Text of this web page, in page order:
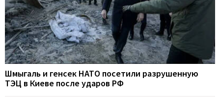
Шмыгаль и генсек НАТО посетили разрушенную
ТЭЦ в Киеве после ударов РФ